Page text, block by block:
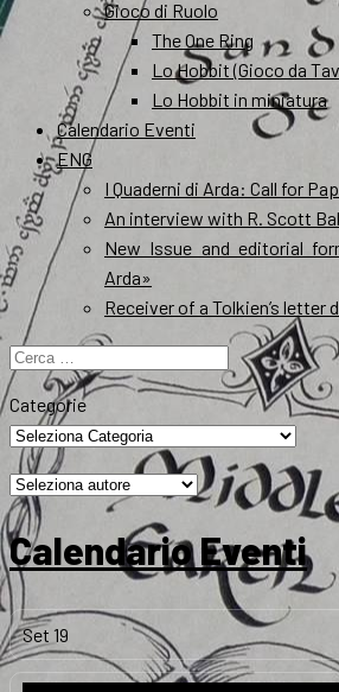
Gioco di Ruolo
The One Ring
Lo Hobbit (Gioco da
Lo Hobbit in miniatura
Calendario Eventi
ENG
I Quaderni di Arda: Call for
An interview with R. Scott
New Issue and editorial
Arda»
Receiver of a Tolkien’s letter
Ricerca
per:
Categorie
Calendario Eventi
Set 19